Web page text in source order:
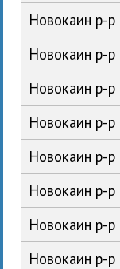
Новокаин р-
Новокаин р-
Новокаин р-
Новокаин р-
Новокаин р-
Новокаин р-
Новокаин р-
Новокаин р-